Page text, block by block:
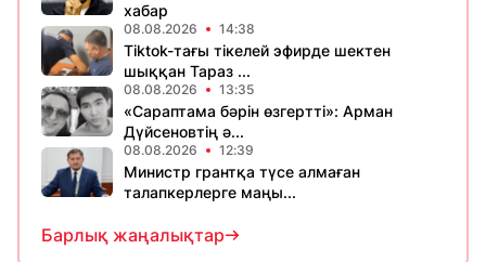
хабар
08.08.2026 14:38
Tiktok-тағы тікелей эфирде шектен
шыққан Тараз ...
08.08.2026 13:35
«Сараптама бәрін өзгертті»: Арман
Дүйсеновтің ә...
08.08.2026 12:39
Министр грантқа түсе алмаған
талапкерлерге маңы...
Барлық жаңалықтар